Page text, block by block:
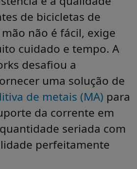
de bicicletas de
não é fácil, exige
cuidado e tempo. A
desafiou a
uma solução de
de metais (MA) para
da corrente em
seriada com
perfeitamente